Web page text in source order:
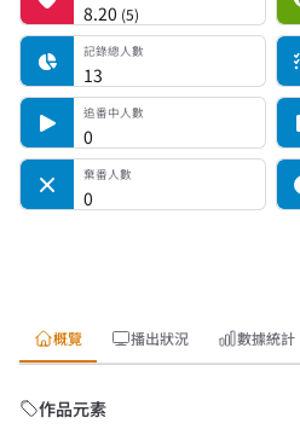
8.20 (5)
記錄總人數
13
追番中人數
0
棄番人數
0
概覽 播出狀況 數據統計
作品元素